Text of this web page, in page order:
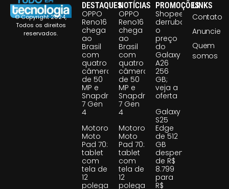
© Copyright 2024,
Todos os direitos
reservados.
DESTAQUES
OPPO
Reno16
chega
ao
Brasil
com
quatro
câmeras
de 50
MP e
Snapdragon
7 Gen
4
Motorola
Moto
Pad 70:
tablet
com
tela de
12
polegadas
NOTÍCIAS
OPPO
Reno16
chega
ao
Brasil
com
quatro
câmeras
de 50
MP e
Snapdragon
7 Gen
4
Motorola
Moto
Pad 70:
tablet
com
tela de
12
polegadas
PROMOÇÕES
Shopee
derruba
o
preço
do
Galaxy
A26
256
GB;
veja a
oferta
Galaxy
S25
Edge
de 512
GB
despenca
de R$
8.799
para
R$
LINKS
Contato
Anuncie
Quem
somos